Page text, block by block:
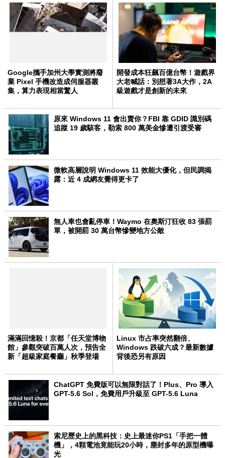
Google攜手加州大學實測將廢
棄 Pixel 手機改造成伺服器叢
集，算力表現相當驚人
開發成本狂飆百億台幣！遊戲界
大老喊話：別想著3A大作，2A
級遊戲才是創新的未來
原來 Windows 11 會出賣你？FBI 靠 GDID 識別碼
追蹤 19 歲駭客，勒索 800 萬美金慘遭引渡受審
微軟高層說明 Windows 11 效能大優化，但民調揭
露：近 4 成網友覺得更卡了
無人車也會亂停車！Waymo 在奧斯汀狂收 83 張罰
單，被開罰 30 萬台幣慘變地方公敵
滿滿回憶殺！京都「任天堂博物
館」參觀突破百萬人次，預告全
新「超級家庭餐廳」秋季登場
Linux 市占率突然翻倍、
Windows 跌破六成？最新數據
背後恐另有原因
ChatGPT 免費版可以無限對話了！Plus、Pro 導入
GPT-5.6 Sol，免費用戶升級至 GPT-5.6 Luna
索尼歷史上的黑科技：史上最迷你PS1「手把一體
機」，4顆電池竟能玩20小時，塵封多年的原型機曝
光